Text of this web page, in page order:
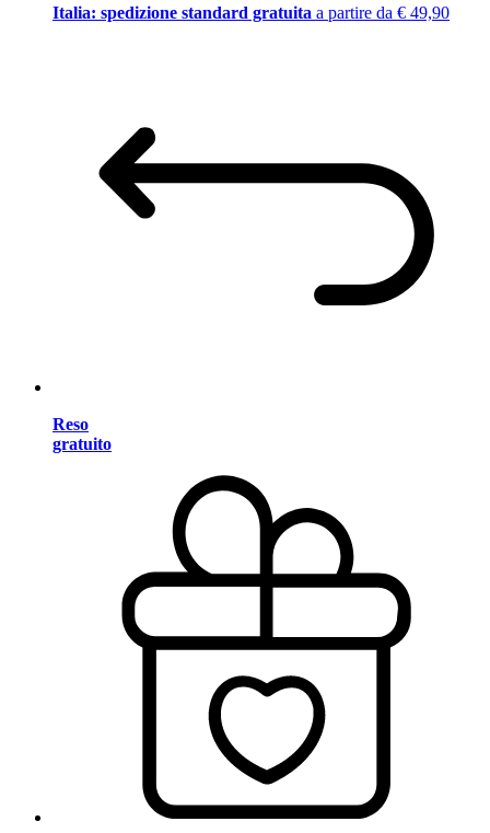
Italia: spedizione standard gratuita a partire da € 49,90
Reso
gratuito